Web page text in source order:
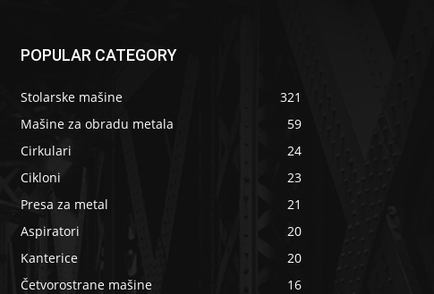
POPULAR CATEGORY
Stolarske mašine
321
Mašine za obradu metala
59
Cirkulari
24
Cikloni
23
Presa za metal
21
Aspiratori
20
Kanterice
20
Četvorostrane mašine
16